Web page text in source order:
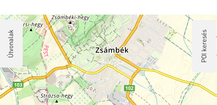
Útvonalak POI keresés